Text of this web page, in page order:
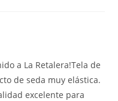
a La Retalera!Tela de
de seda muy elástica.
excelente para